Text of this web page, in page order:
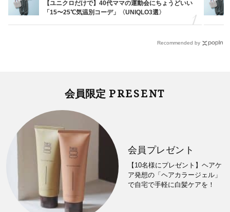
【ユニクロだけで】40代ママの運動会にちょうどいい
「15〜25℃気温別コーデ」〈UNIQLO3選〉
Recommended by
会員限定 PRESENT
会員プレゼント
【10名様にプレゼント】ヘアケ
ア発想の「ヘアカラージェル」
で自宅で手軽に白髪ケアを！